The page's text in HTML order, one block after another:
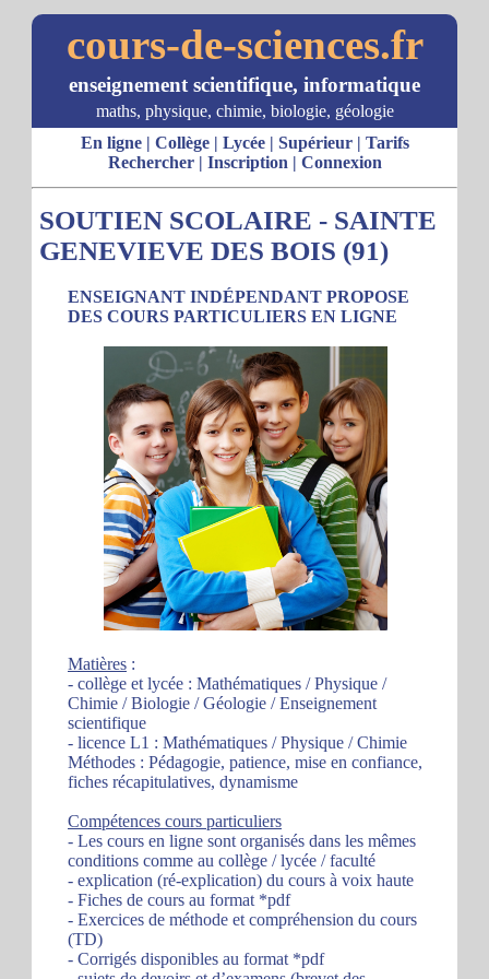
cours-de-sciences.fr
enseignement scientifique, informatique
maths, physique, chimie, biologie, géologie
En ligne| Collège| Lycée| Supérieur| Tarifs
Rechercher| Inscription | Connexion
SOUTIEN SCOLAIRE - SAINTE
GENEVIEVE DES BOIS (91)
ENSEIGNANT INDÉPENDANT PROPOSE
DES COURS PARTICULIERS EN LIGNE
Matières :
- collège et lycée : Mathématiques / Physique /
Chimie / Biologie / Géologie / Enseignement
scientifique
- licence L1 : Mathématiques / Physique / Chimie
Méthodes : Pédagogie, patience, mise en confiance,
fiches récapitulatives, dynamisme
Compétences cours particuliers
- Les cours en ligne sont organisés dans les mêmes
conditions comme au collège / lycée / faculté
- explication (ré-explication) du cours à voix haute
- Fiches de cours au format *pdf
- Exercices de méthode et compréhension du cours
(TD)
- Corrigés disponibles au format *pdf